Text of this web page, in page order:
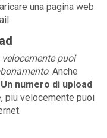
una pagina web
puoi
. Anche
Un numero di upload
piu velocemente puoi